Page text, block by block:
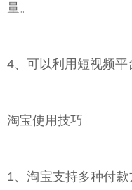
量。
4、可以利用短视频平
淘宝使用技巧
1、淘宝支持多种付